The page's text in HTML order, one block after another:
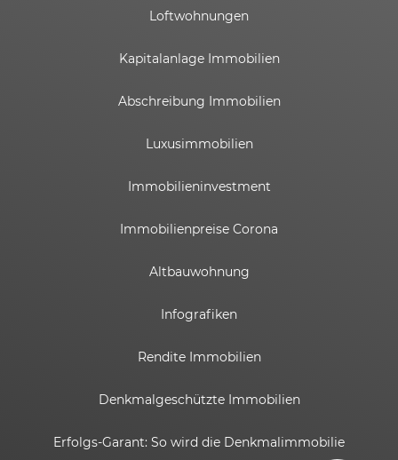
Loftwohnungen
Kapitalanlage Immobilien
Abschreibung Immobilien
Luxusimmobilien
Immobilieninvestment
Immobilienpreise Corona
Altbauwohnung
Infografiken
Rendite Immobilien
Denkmalgeschützte Immobilien
Erfolgs-Garant: So wird die Denkmalimmobilie
Empfehlungen auf
ProvenExpert.com